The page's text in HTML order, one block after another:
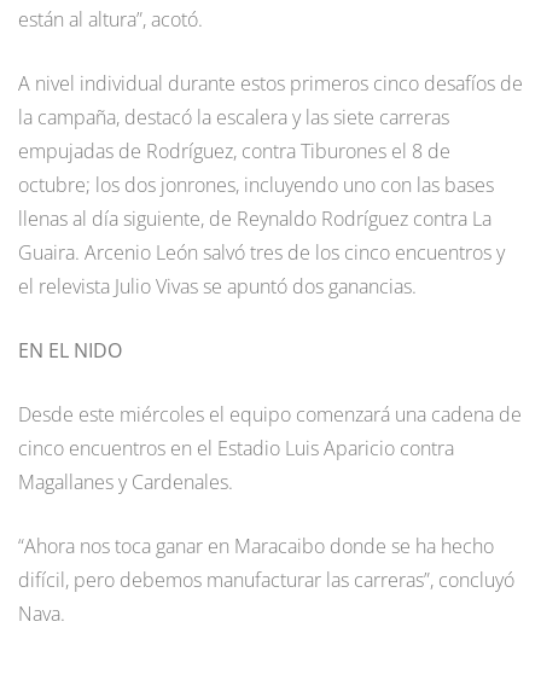
están al altura”, acotó.
A nivel individual durante estos primeros cinco desafíos de
la campaña, destacó la escalera y las siete carreras
empujadas de Rodríguez, contra Tiburones el 8 de
octubre; los dos jonrones, incluyendo uno con las bases
llenas al día siguiente, de Reynaldo Rodríguez contra La
Guaira. Arcenio León salvó tres de los cinco encuentros y
el relevista Julio Vivas se apuntó dos ganancias.
EN EL NIDO
Desde este miércoles el equipo comenzará una cadena de
cinco encuentros en el Estadio Luis Aparicio contra
Magallanes y Cardenales.
“Ahora nos toca ganar en Maracaibo donde se ha hecho
difícil, pero debemos manufacturar las carreras”, concluyó
Nava.